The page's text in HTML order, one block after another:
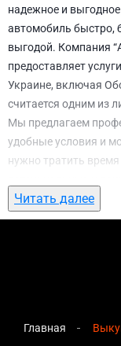
надежное и
автомобиль быстро,
выгодой. Компания
предоставляет
Украине, включая
считается одним из
Мы предлагаем
удобные условия и
нужно тратить
ожидание. С нами вы
Оболонский район,
битых
Мгновенная
Читать далее
Главная